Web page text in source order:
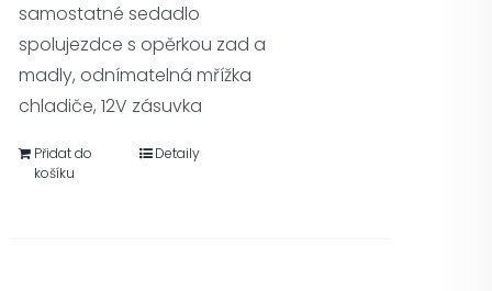
samostatné sedadlo
spolujezdce s opěrkou zad a
madly, odnímatelná mřížka
chladiče, 12V zásuvka
Přidat do
košíku
Detaily